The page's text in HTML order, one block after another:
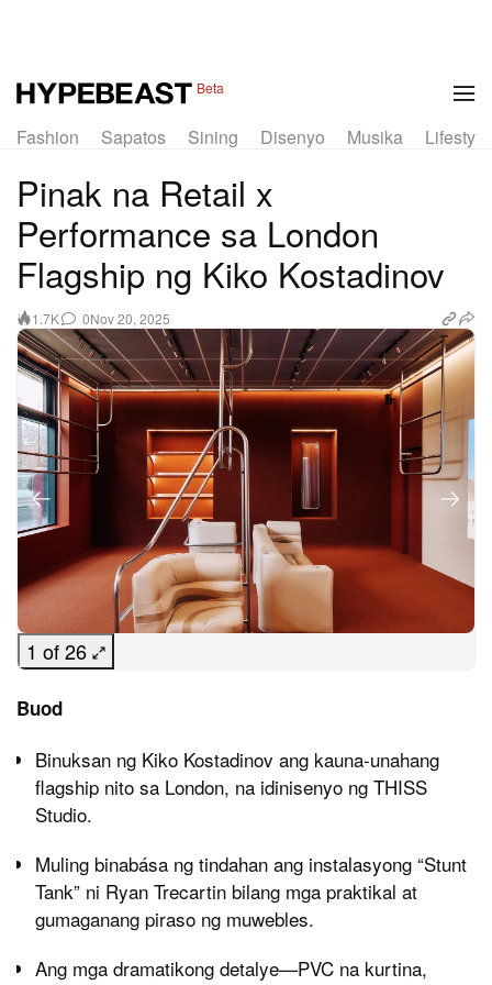
Beta
Fashion Sapatos Sining Disenyo Musika Lifestyle
Pinak na Retail x
Performance sa London
Flagship ng Kiko Kostadinov
1.7K 0Nov 20, 2025
1 of 26
Buod
Binuksan ng Kiko Kostadinov ang kauna-unahang
flagship nito sa London, na idinisenyo ng THISS
Studio.
Muling binabása ng tindahan ang instalasyong “Stunt
Tank” ni Ryan Trecartin bilang mga praktikal at
gumaganang piraso ng muwebles.
Ang mga dramatikong detalye—PVC na kurtina,